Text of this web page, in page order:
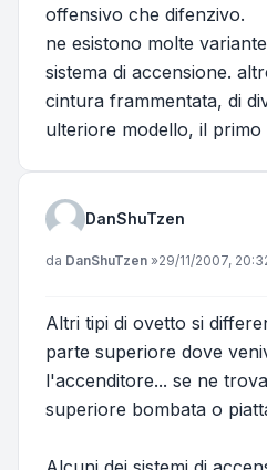
offensivo che difenzivo.
ne esistono molte
sistema di accensione.
cintura frammentata, di
ulteriore modello, il
DanShuTzen
Messaggio
da DanShuTzen »29/11/2007,
Altri tipi di ovetto si
parte superiore dove
l'accenditore... se ne
superiore bombata o